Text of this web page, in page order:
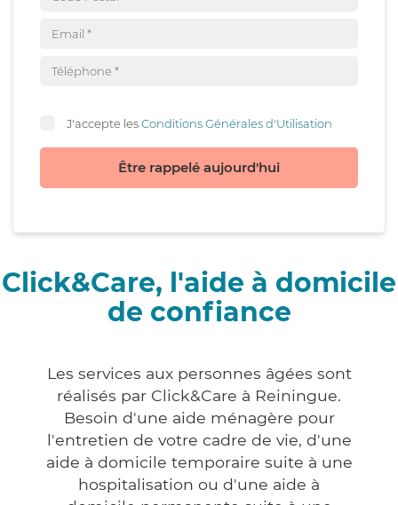
J'accepte lesConditions Générales d'Utilisation
Être rappelé aujourd'hui
Click&Care, l'aide à domicile
de confiance
Les services aux personnes âgées sont
réalisés par Click&Care à Reiningue.
Besoin d'une aide ménagère pour
l'entretien de votre cadre de vie, d'une
aide à domicile temporaire suite à une
hospitalisation ou d'une aide à